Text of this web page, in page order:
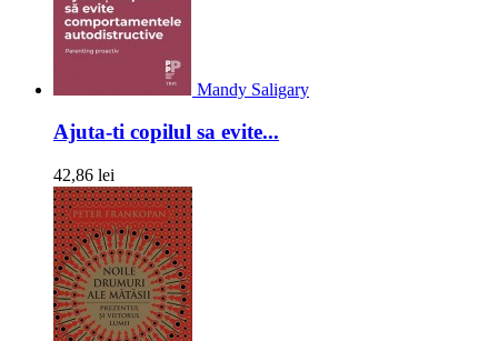
Mandy Saligary
Ajuta-ti copilul sa evite...
42,86 lei